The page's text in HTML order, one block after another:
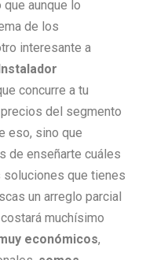
que aunque lo
de los
interesante a
concurre a tu
del segmento
eso, sino que
de enseñarte cuáles
que tienes
un arreglo parcial
muchísimo
económicos,